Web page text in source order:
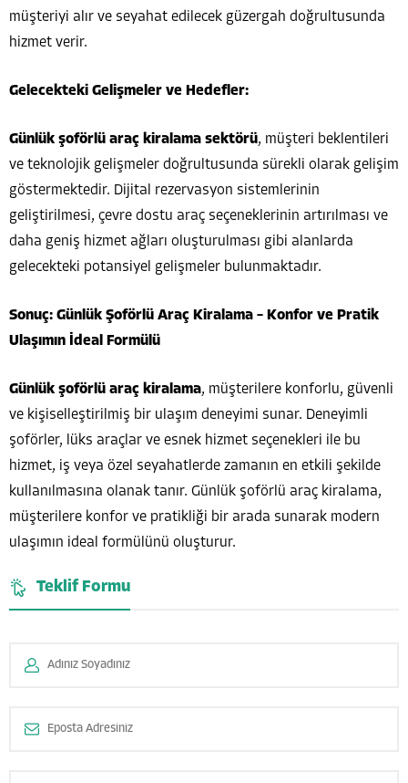
müşteriyi alır ve seyahat edilecek güzergah doğrultusunda
hizmet verir.
Gelecekteki Gelişmeler ve Hedefler:
Günlük şoförlü araç kiralama sektörü, müşteri beklentileri
ve teknolojik gelişmeler doğrultusunda sürekli olarak gelişim
göstermektedir. Dijital rezervasyon sistemlerinin
geliştirilmesi, çevre dostu araç seçeneklerinin artırılması ve
daha geniş hizmet ağları oluşturulması gibi alanlarda
gelecekteki potansiyel gelişmeler bulunmaktadır.
Sonuç: Günlük Şoförlü Araç Kiralama – Konfor ve Pratik
Ulaşımın İdeal Formülü
Günlük şoförlü araç kiralama, müşterilere konforlu, güvenli
ve kişiselleştirilmiş bir ulaşım deneyimi sunar. Deneyimli
şoförler, lüks araçlar ve esnek hizmet seçenekleri ile bu
hizmet, iş veya özel seyahatlerde zamanın en etkili şekilde
kullanılmasına olanak tanır. Günlük şoförlü araç kiralama,
müşterilere konfor ve pratikliği bir arada sunarak modern
ulaşımın ideal formülünü oluşturur.
Teklif Formu